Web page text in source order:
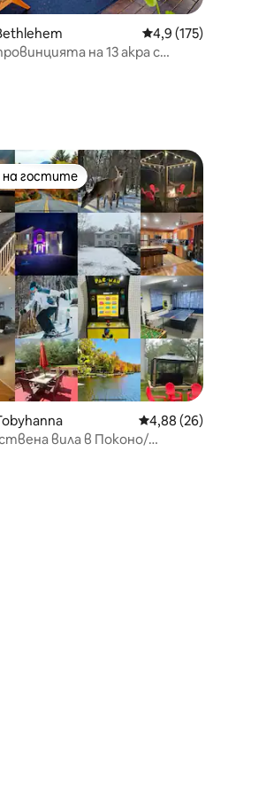
от 5, 41 отзива Средна оценка: 4,9
4,9 (175)
на 13 акра с
от 5, 55 отзива
на гостите
на гостите
Средна оценка:
4,88 (26)
вила в Поконо/